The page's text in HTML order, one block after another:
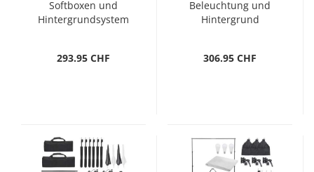
Softboxen und
Hintergrundsystem
293.95 CHF
Beleuchtung und
Hintergrund
306.95 CHF